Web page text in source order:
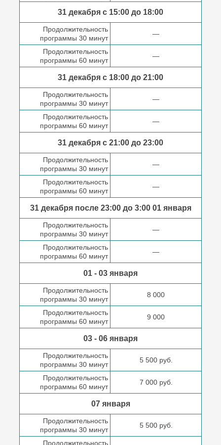
31 декабря с 15:00 до 18:00
Продолжительность
программы 30 минут
—
Продолжительность
программы 60 минут
—
31 декабря с 18:00 до 21:00
Продолжительность
программы 30 минут
—
Продолжительность
программы 60 минут
—
31 декабря с 21:00 до 23:00
Продолжительность
программы 30 минут
—
Продолжительность
программы 60 минут
—
31 декабря после23:00 до 3:0001 января
Продолжительность
программы 30 минут
—
Продолжительность
программы 60 минут
—
01 - 03 января
Продолжительность
программы 30 минут
8 000
Продолжительность
программы 60 минут
9 000
03 - 06 января
Продолжительность
программы 30 минут
5 500 руб.
Продолжительность
программы 60 минут
7 000 руб.
07 января
Продолжительность
программы 30 минут
5 500 руб.
Продолжительность